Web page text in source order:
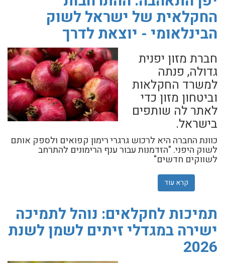
החקלאית של ישראל לשוק
הבינלאומי - יוצאת לדרך
חברת מזון יפנית
גדולה, פנתה
למשרד החקלאות
וביטחון מזון כדי
לאתר לה שותפים
בישראל.
כוונת החברה היא לרכוש גרגרי רימון קפואים ולספק אותם
לשוק היפני. "הזדמנות עבור ענף הרימונים להתרחב
לשווקים חדשים"
קרא עוד
תמיכות לחקלאים: נוהל לתמיכה
ישירה במגדלי זיתים לשמן לשנת
2026